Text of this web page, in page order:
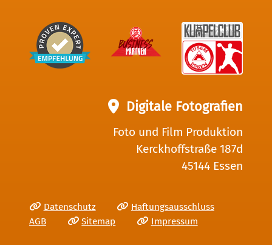
Digitale Fotografien
Foto und Film Produktion
Kerckhoffstraße 187d
45144 Essen
Datenschutz
Haftungsausschluss
AGB
Sitemap Impressum